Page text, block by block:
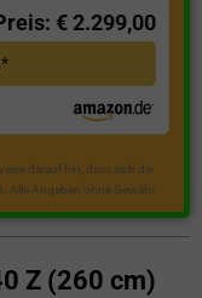
€ 2.299,00
darauf hin, dass sich die
Alle Angaben ohne Gewähr.
Z (260 cm)